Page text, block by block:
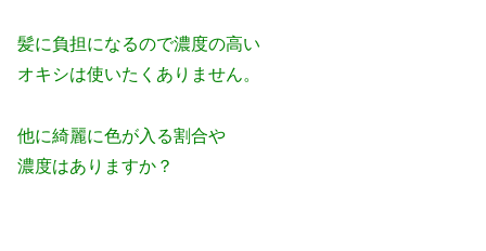
髪に負担になるので濃度の高い
オキシは使いたくありません。
他に綺麗に色が入る割合や
濃度はありますか？